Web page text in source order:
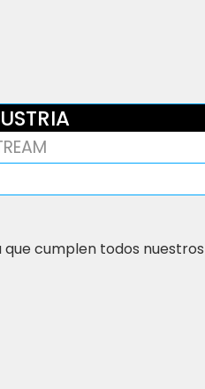
cumplen todos nuestros